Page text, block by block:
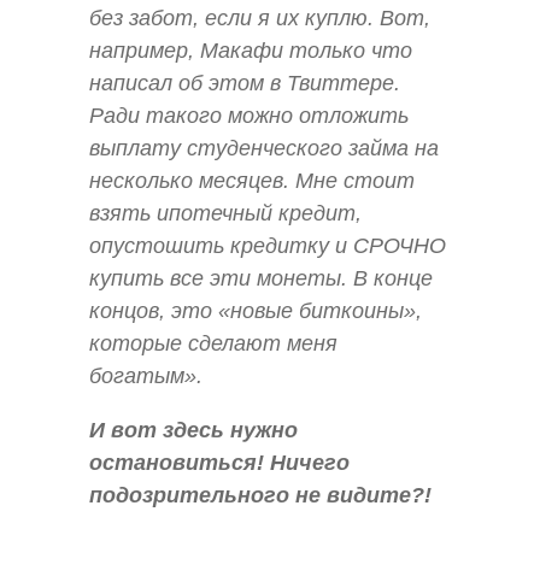
без забот, если я их куплю. Вот,
например, Макафи только что
написал об этом в Твиттере.
Ради такого можно отложить
выплату студенческого займа на
несколько месяцев. Мне стоит
взять ипотечный кредит,
опустошить кредитку и СРОЧНО
купить все эти монеты. В конце
концов, это «новые биткоины»,
которые сделают меня
богатым».
И вот здесь нужно
остановиться! Ничего
подозрительного не видите?!